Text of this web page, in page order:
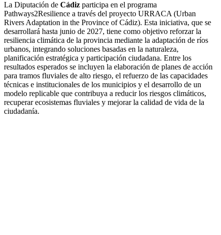
La Diputación de Cádiz participa en el programa
Pathways2Resilience a través del proyecto URRACA (Urban
Rivers Adaptation in the Province of Cádiz). Esta iniciativa, que se
desarrollará hasta junio de 2027, tiene como objetivo reforzar la
resiliencia climática de la provincia mediante la adaptación de ríos
urbanos, integrando soluciones basadas en la naturaleza,
planificación estratégica y participación ciudadana. Entre los
resultados esperados se incluyen la elaboración de planes de acción
para tramos fluviales de alto riesgo, el refuerzo de las capacidades
técnicas e institucionales de los municipios y el desarrollo de un
modelo replicable que contribuya a reducir los riesgos climáticos,
recuperar ecosistemas fluviales y mejorar la calidad de vida de la
ciudadanía.